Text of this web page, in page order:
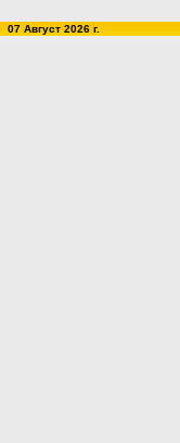
07 Август 2026 г.